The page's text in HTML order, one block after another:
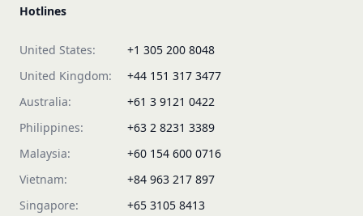
Hotlines
United States:
+1 305 200 8048
United Kingdom:
+44 151 317 3477
Australia:
+61 3 9121 0422
Philippines:
+63 2 8231 3389
Malaysia:
+60 154 600 0716
Vietnam:
+84 963 217 897
Singapore:
+65 3105 8413